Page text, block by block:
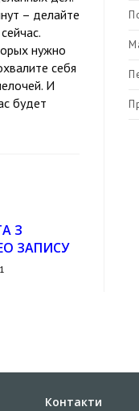
– делайте
нужно
себя
И
будет
З
ЗАПИСУ
Контакти